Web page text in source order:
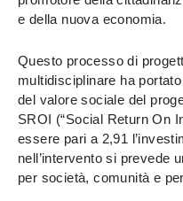
e della nuova economia.
Questo processo di
multidisciplinare ha
del valore sociale del
SROI (“Social Return On
essere pari a 2,91
nell’intervento si prevede
per società, comunità e